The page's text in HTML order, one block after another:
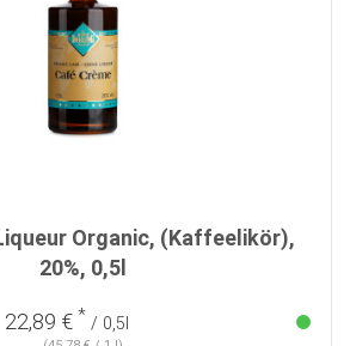
Organic, (Kaffeelikör),
20%, 0,5l
22,89 € * / 0,5l